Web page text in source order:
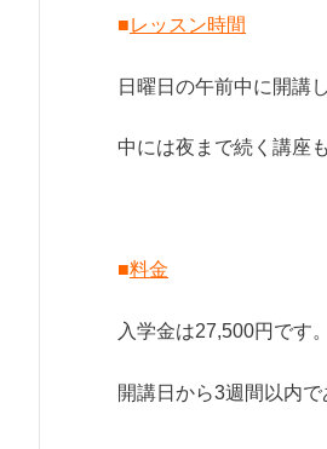
■レッスン時間
日曜日の午前中に開講
中には夜まで続く講座
■料金
入学金は27,500円です
開講日から3週間以内